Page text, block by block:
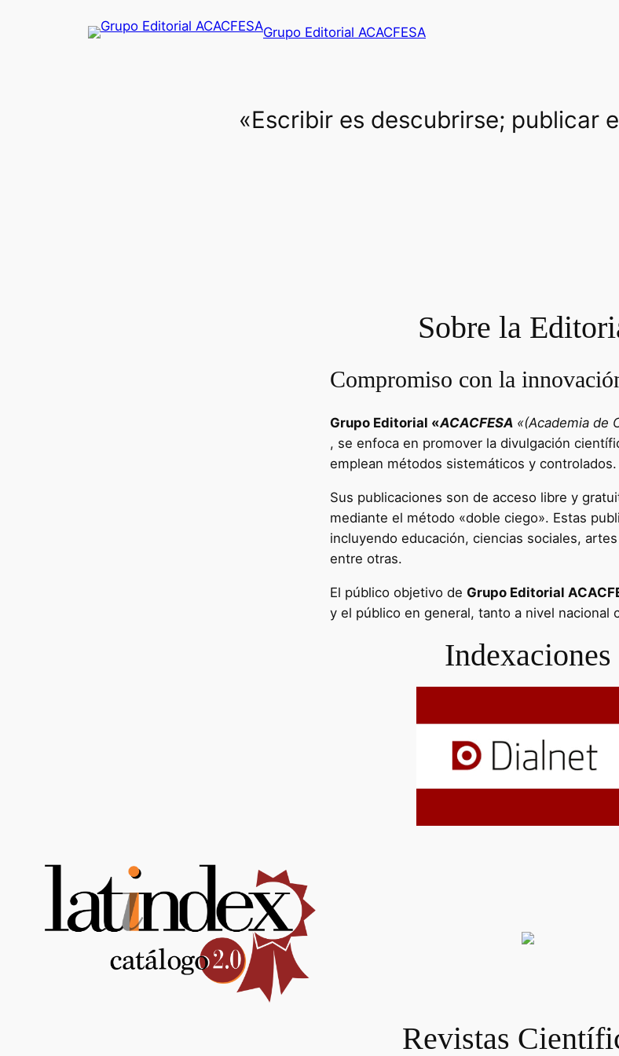
Grupo Editorial ACACFESA
«Escribir es descubrirse; publicar
Sobre la
Compromiso con la
Grupo Editorial «ACACFESA «(Academia de
, se enfoca en promover la divulgación
emplean métodos sistemáticos y controlados.
Sus publicaciones son de acceso libre y
mediante el método «doble ciego». Estas
incluyendo educación, ciencias sociales,
entre otras.
El público objetivo de Grupo Editorial
y el público en general, tanto a nivel nacional
Indexaciones
Revistas